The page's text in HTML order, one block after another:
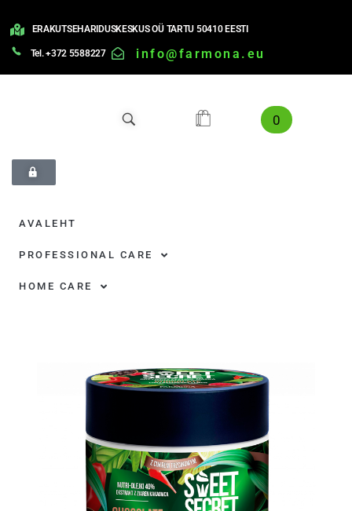
ERAKUTSEHARIDUSKESKUS OÜ TARTU 50410 EESTI
Tel. +372 5588227 info@farmona.eu
0
AVALEHT
PROFESSIONAL CARE
HOME CARE